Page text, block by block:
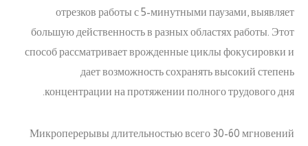
отрезков работы с 5-минутными паузами, выявляет
большую действенность в разных областях работы. Этот
способ рассматривает врожденные циклы фокусировки и
дает возможность сохранять высокий степень
концентрации на протяжении полного трудового дня.
Микроперерывы длительностью всего 30-60 мгновений